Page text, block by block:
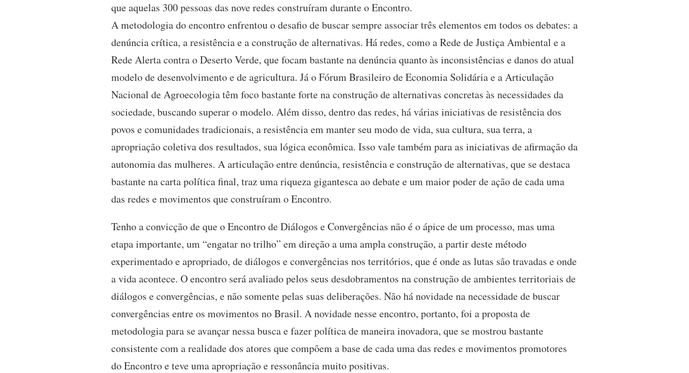
que aquelas 300 pessoas das nove redes construíram durante o Encontro.
A metodologia do encontro enfrentou o desafio de buscar sempre associar três elementos em todos os debates: a
denúncia crítica, a resistência e a construção de alternativas. Há redes, como a Rede de Justiça Ambiental e a
Rede Alerta contra o Deserto Verde, que focam bastante na denúncia quanto às inconsistências e danos do atual
modelo de desenvolvimento e de agricultura. Já o Fórum Brasileiro de Economia Solidária e a Articulação
Nacional de Agroecologia têm foco bastante forte na construção de alternativas concretas às necessidades da
sociedade, buscando superar o modelo. Além disso, dentro das redes, há várias iniciativas de resistência dos
povos e comunidades tradicionais, a resistência em manter seu modo de vida, sua cultura, sua terra, a
apropriação coletiva dos resultados, sua lógica econômica. Isso vale também para as iniciativas de afirmação da
autonomia das mulheres. A articulação entre denúncia, resistência e construção de alternativas, que se destaca
bastante na carta política final, traz uma riqueza gigantesca ao debate e um maior poder de ação de cada uma
das redes e movimentos que construíram o Encontro.
Tenho a convicção de que o Encontro de Diálogos e Convergências não é o ápice de um processo, mas uma
etapa importante, um “engatar no trilho” em direção a uma ampla construção, a partir deste método
experimentado e apropriado, de diálogos e convergências nos territórios, que é onde as lutas são travadas e onde
a vida acontece. O encontro será avaliado pelos seus desdobramentos na construção de ambientes territoriais de
diálogos e convergências, e não somente pelas suas deliberações. Não há novidade na necessidade de buscar
convergências entre os movimentos no Brasil. A novidade nesse encontro, portanto, foi a proposta de
metodologia para se avançar nessa busca e fazer política de maneira inovadora, que se mostrou bastante
consistente com a realidade dos atores que compõem a base de cada uma das redes e movimentos promotores
do Encontro e teve uma apropriação e ressonância muito positivas.